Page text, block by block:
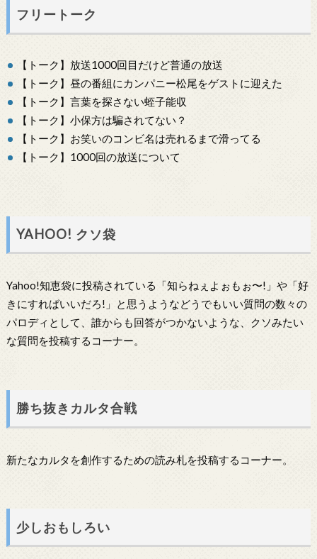
フリートーク
【トーク】放送1000回目だけど普通の放送
【トーク】昼の番組にカンパニー松尾をゲストに迎えた
【トーク】言葉を探さない蛭子能収
【トーク】小保方は騙されてない？
【トーク】お笑いのコンビ名は売れるまで滑ってる
【トーク】1000回の放送について
YAHOO! クソ袋
Yahoo!知恵袋に投稿されている「知らねぇよぉもぉ〜!」や「好
きにすればいいだろ!」と思うようなどうでもいい質問の数々の
パロディとして、誰からも回答がつかないような、クソみたい
な質問を投稿するコーナー。
勝ち抜きカルタ合戦
新たなカルタを創作するための読み札を投稿するコーナー。
少しおもしろい